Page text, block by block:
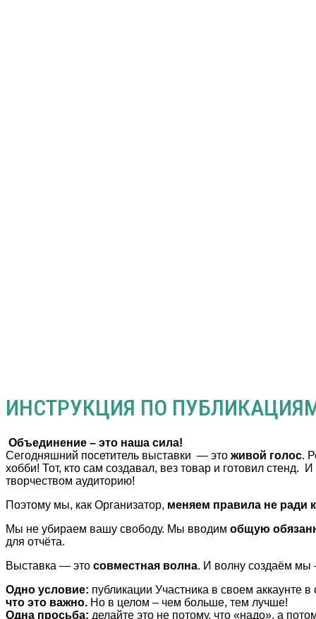
ИНСТРУКЦИЯ ПО
Объединение – это наша сила!
Сегодняшний посетитель выставки — это живой голос.
хобби! Тот, кто сам создавал, вез товар и готовил
творчеством аудиторию!
Поэтому мы, как Организатор, меняем правила не ради
Мы не убираем вашу свободу. Мы вводим общую
для отчёта.
Выставка — это совместная волна. И волну создаём мы
Одно условие: публикации Участника в своем
что это важно. Но в целом – чем больше, тем лучше!
Одна просьба: делайте это не потому, что «надо», а